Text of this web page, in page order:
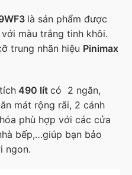
là sản phẩm được
màu trắng tinh khôi.
trung nhãn hiệu Pinimax
490 lít có 2 ngăn,
mát rộng rãi, 2 cánh
phù hợp với các cửa
bếp,…giúp bạn bảo
ngon.